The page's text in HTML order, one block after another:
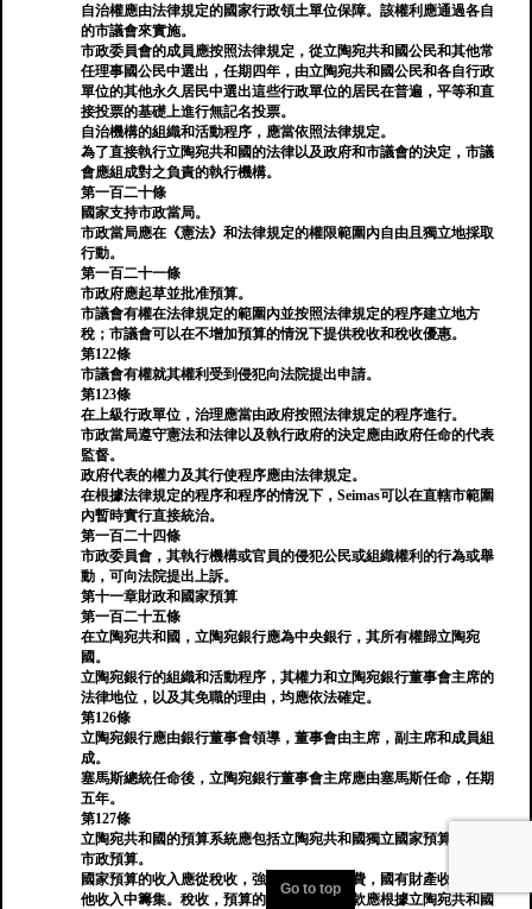
自治權應由法律規定的國家行政領土單位保障。該權利應通過各自
的市議會來實施。
市政委員會的成員應按照法律規定，從立陶宛共和國公民和其他常
任理事國公民中選出，任期四年，由立陶宛共和國公民和各自行政
單位的其他永久居民中選出這些行政單位的居民在普遍，平等和直
接投票的基礎上進行無記名投票。
自治機構的組織和活動程序，應當依照法律規定。
為了直接執行立陶宛共和國的法律以及政府和市議會的決定，市議
會應組成對之負責的執行機構。
第一百二十條
國家支持市政當局。
市政當局應在《憲法》和法律規定的權限範圍內自由且獨立地採取
行動。
第一百二十一條
市政府應起草並批准預算。
市議會有權在法律規定的範圍內並按照法律規定的程序建立地方
稅；市議會可以在不增加預算的情況下提供稅收和稅收優惠。
第122條
市議會有權就其權利受到侵犯向法院提出申請。
第123條
在上級行政單位，治理應當由政府按照法律規定的程序進行。
市政當局遵守憲法和法律以及執行政府的決定應由政府任命的代表
監督。
政府代表的權力及其行使程序應由法律規定。
在根據法律規定的程序和程序的情況下，Seimas可以在直轄市範圍
內暫時實行直接統治。
第一百二十四條
市政委員會，其執行機構或官員的侵犯公民或組織權利的行為或舉
動，可向法院提出上訴。
第十一章財政和國家預算
第一百二十五條
在立陶宛共和國，立陶宛銀行應為中央銀行，其所有權歸立陶宛
國。
立陶宛銀行的組織和活動程序，其權力和立陶宛銀行董事會主席的
法律地位，以及其免職的理由，均應依法確定。
第126條
立陶宛銀行應由銀行董事會領導，董事會由主席，副主席和成員組
成。
塞馬斯總統任命後，立陶宛銀行董事會主席應由塞馬斯任命，任期
五年。
第127條
立陶宛共和國的預算系統應包括立陶宛共和國獨立國家預算和獨立
市政預算。
國家預算的收入應從稅收，強制性支付，徵費，國有財產收入和其
他收入中籌集。稅收，預算的其他款項和徵款應根據立陶宛共和國
Go to top